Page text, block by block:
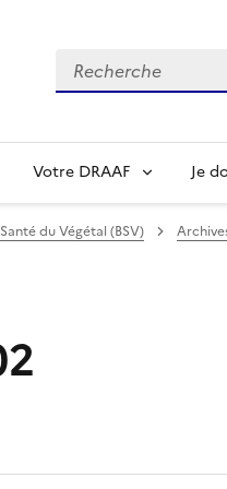
Recherche
Votre DRAAF Je
du Végétal (BSV)